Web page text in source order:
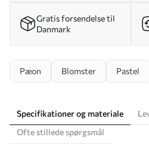
Gratis forsendelse til
Danmark
Pæon Blomster Pastel
Specifikationer og materiale
Ofte stillede spørgsmål